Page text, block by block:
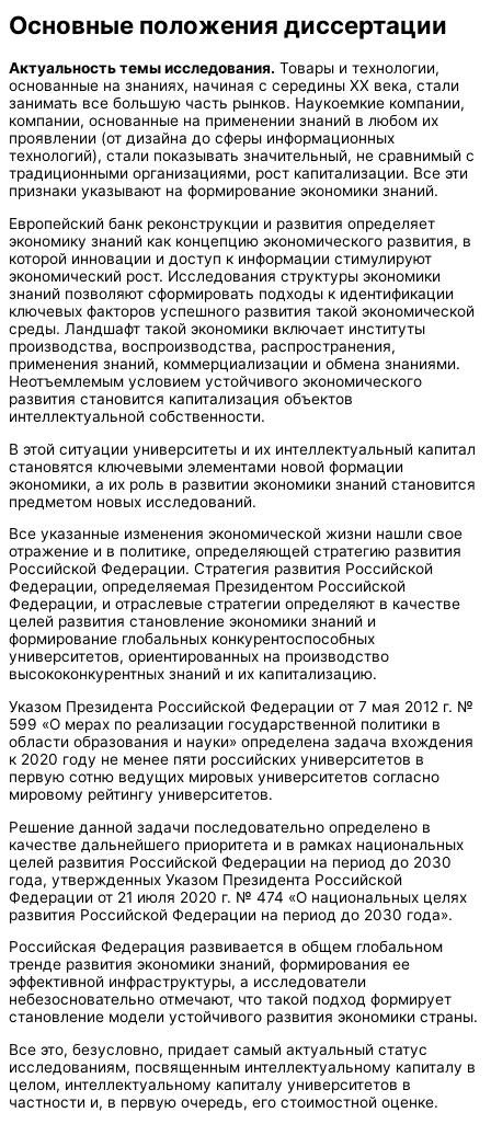
Основные положения диссертации
Актуальность темы исследования. Товары и технологии,
основанные на знаниях, начиная с середины ХХ века, стали
занимать все большую часть рынков. Наукоемкие компании,
компании, основанные на применении знаний в любом их
проявлении (от дизайна до сферы информационных
технологий), стали показывать значительный, не сравнимый с
традиционными организациями, рост капитализации. Все эти
признаки указывают на формирование экономики знаний.
Европейский банк реконструкции и развития определяет
экономику знаний как концепцию экономического развития, в
которой инновации и доступ к информации стимулируют
экономический рост. Исследования структуры экономики
знаний позволяют сформировать подходы к идентификации
ключевых факторов успешного развития такой экономической
среды. Ландшафт такой экономики включает институты
производства, воспроизводства, распространения,
применения знаний, коммерциализации и обмена знаниями.
Неотъемлемым условием устойчивого экономического
развития становится капитализация объектов
интеллектуальной собственности.
В этой ситуации университеты и их интеллектуальный капитал
становятся ключевыми элементами новой формации
экономики, а их роль в развитии экономики знаний становится
предметом новых исследований.
Все указанные изменения экономической жизни нашли свое
отражение и в политике, определяющей стратегию развития
Российской Федерации. Стратегия развития Российской
Федерации, определяемая Президентом Российской
Федерации, и отраслевые стратегии определяют в качестве
целей развития становление экономики знаний и
формирование глобальных конкурентоспособных
университетов, ориентированных на производство
высококонкурентных знаний и их капитализацию.
Указом Президента Российской Федерации от 7 мая 2012 г. №
599 «О мерах по реализации государственной политики в
области образования и науки» определена задача вхождения
к 2020 году не менее пяти российских университетов в
первую сотню ведущих мировых университетов согласно
мировому рейтингу университетов.
Решение данной задачи последовательно определено в
качестве дальнейшего приоритета и в рамках национальных
целей развития Российской Федерации на период до 2030
года, утвержденных Указом Президента Российской
Федерации от 21 июля 2020 г. № 474 «О национальных целях
развития Российской Федерации на период до 2030 года».
Российская Федерация развивается в общем глобальном
тренде развития экономики знаний, формирования ее
эффективной инфраструктуры, а исследователи
небезосновательно отмечают, что такой подход формирует
становление модели устойчивого развития экономики страны.
Все это, безусловно, придает самый актуальный статус
исследованиям, посвященным интеллектуальному капиталу в
целом, интеллектуальному капиталу университетов в
частности и, в первую очередь, его стоимостной оценке.